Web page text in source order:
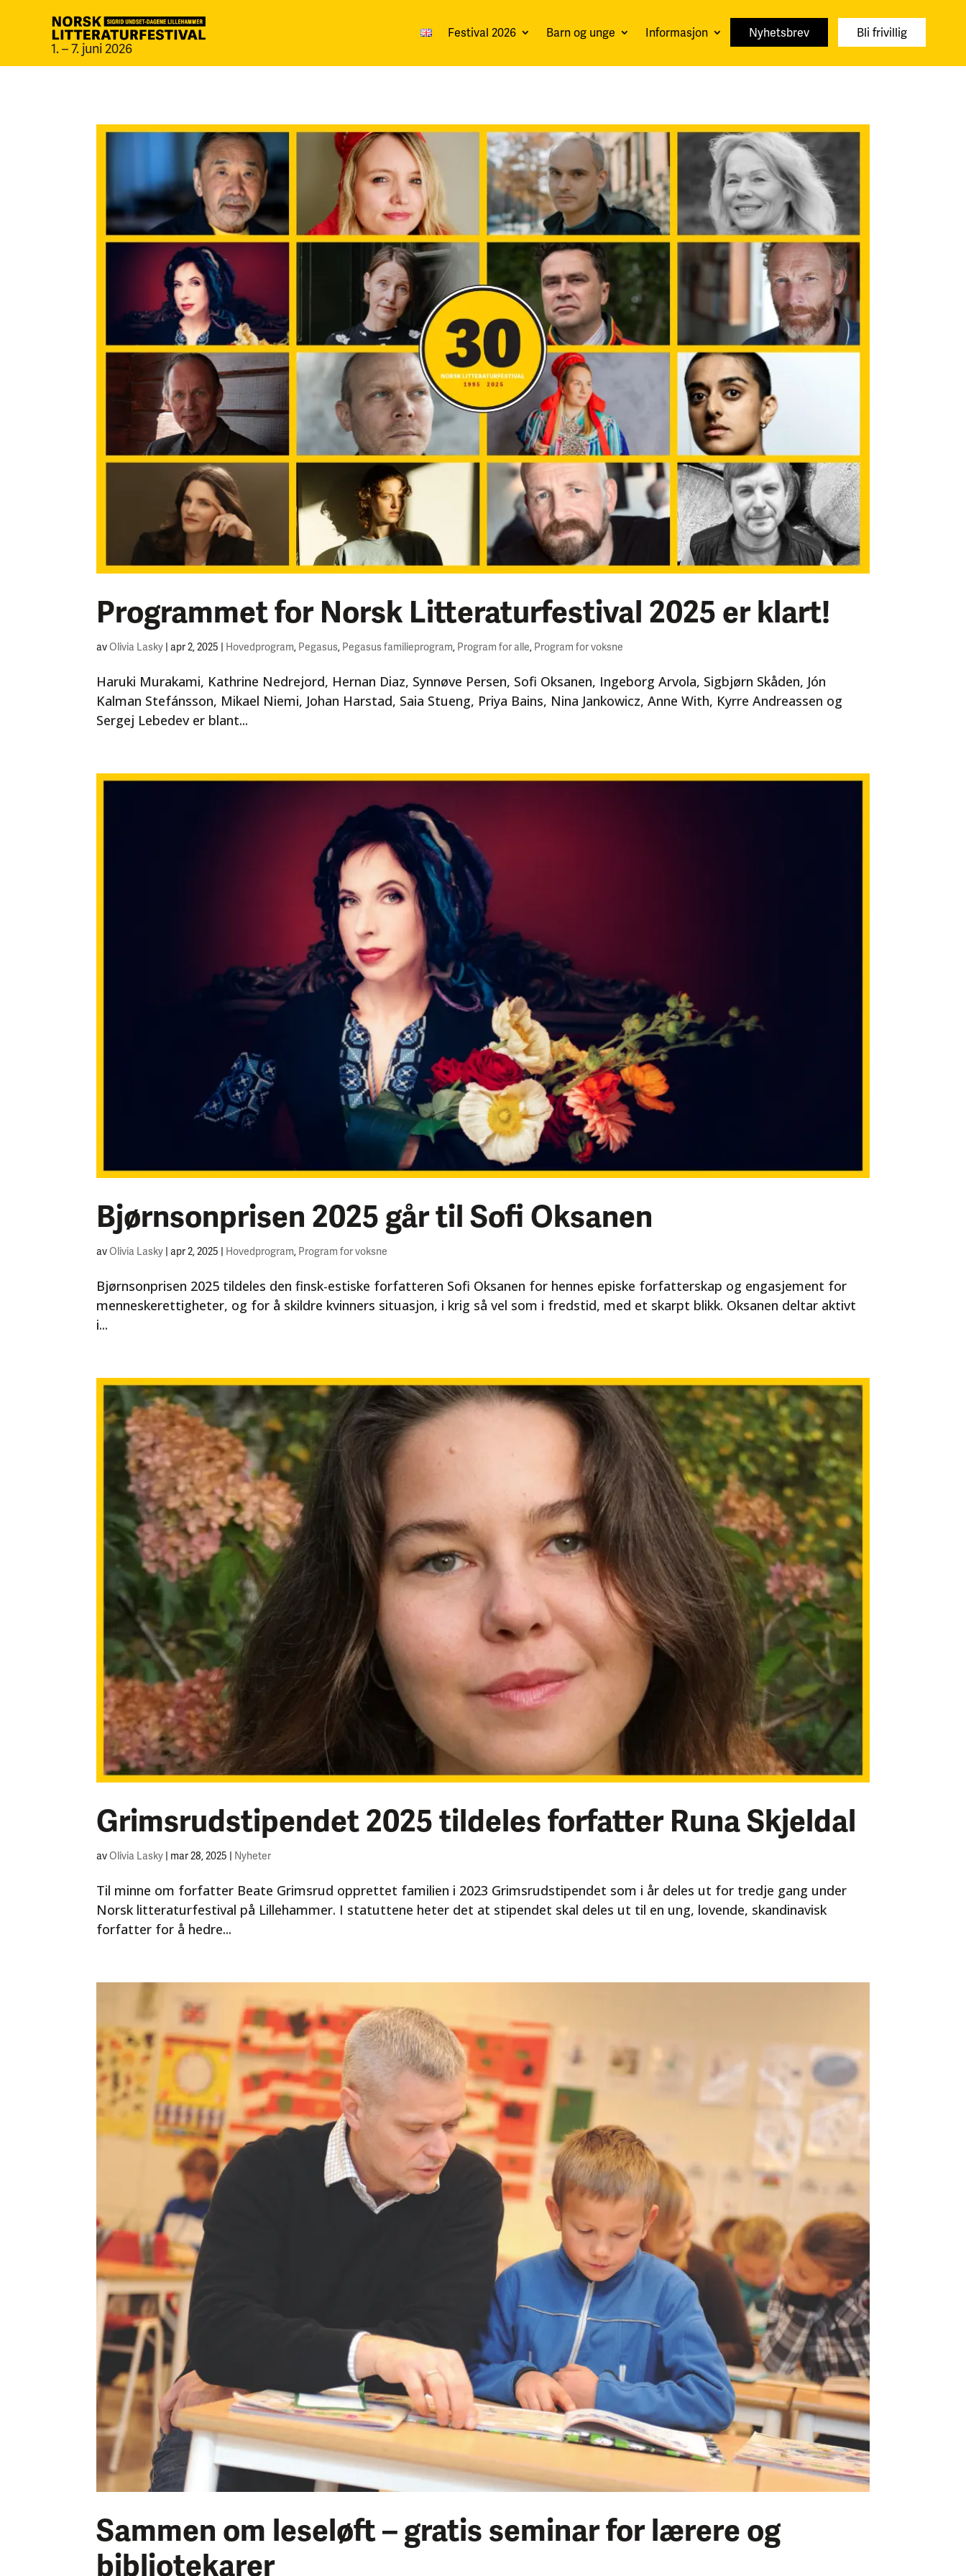
1. – 7. juni 2026
Festival 2026 Barn og unge Informasjon Nyhetsbrev Bli frivillig
Programmet for Norsk Litteraturfestival 2025 er klart!
avOlivia Lasky |apr 2, 2025 | Hovedprogram, Pegasus, Pegasus familieprogram, Program for alle, Program for voksne
Haruki Murakami, Kathrine Nedrejord, Hernan Diaz, Synnøve Persen, Sofi Oksanen, Ingeborg Arvola, Sigbjørn Skåden, Jón
Kalman Stefánsson, Mikael Niemi, Johan Harstad, Saia Stueng, Priya Bains, Nina Jankowicz, Anne With, Kyrre Andreassen og
Sergej Lebedev er blant...
Bjørnsonprisen 2025 går til Sofi Oksanen
avOlivia Lasky |apr 2, 2025 | Hovedprogram, Program for voksne
Bjørnsonprisen 2025 tildeles den finsk-estiske forfatteren Sofi Oksanen for hennes episke forfatterskap og engasjement for
menneskerettigheter, og for å skildre kvinners situasjon, i krig så vel som i fredstid, med et skarpt blikk. Oksanen deltar aktivt
i...
Grimsrudstipendet 2025 tildeles forfatter Runa Skjeldal
avOlivia Lasky | mar 28, 2025 | Nyheter
Til minne om forfatter Beate Grimsrud opprettet familien i 2023 Grimsrudstipendet som i år deles ut for tredje gang under
Norsk litteraturfestival på Lillehammer. I statuttene heter det at stipendet skal deles ut til en ung, lovende, skandinavisk
forfatter for å hedre...
Sammen om leseløft – gratis seminar for lærere og
bibliotekarer